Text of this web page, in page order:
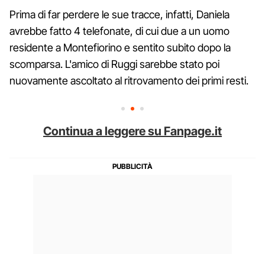
Prima di far perdere le sue tracce, infatti, Daniela
avrebbe fatto 4 telefonate, di cui due a un uomo
residente a Montefiorino e sentito subito dopo la
scomparsa. L'amico di Ruggi sarebbe stato poi
nuovamente ascoltato al ritrovamento dei primi resti.
Continua a leggere su Fanpage.it